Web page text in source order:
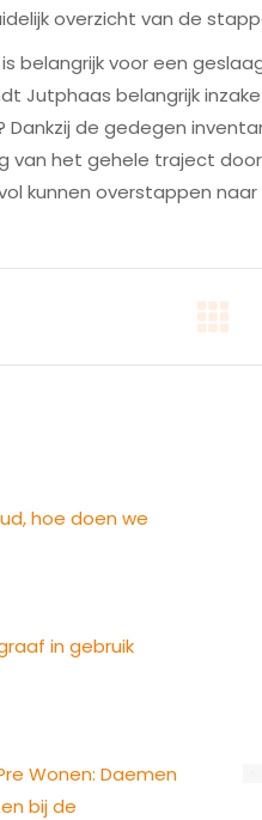
overzicht van de
belangrijk voor een
Jutphaas belangrijk
de gedegen
van het gehele traject
kunnen overstappen naar
hoe doen we
in gebruik
Wonen: Daemen
bij de